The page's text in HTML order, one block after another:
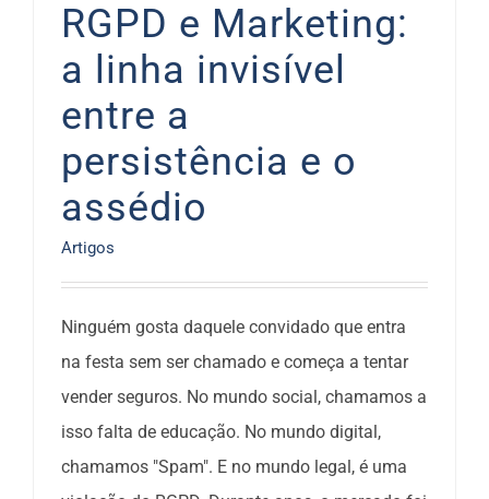
RGPD e Marketing:
a linha invisível
entre a
persistência e o
assédio
Artigos
Ninguém gosta daquele convidado que entra
na festa sem ser chamado e começa a tentar
vender seguros. No mundo social, chamamos a
isso falta de educação. No mundo digital,
chamamos "Spam". E no mundo legal, é uma